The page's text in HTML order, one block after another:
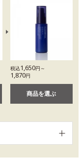
税込1,650円～
1,870円
商品を選ぶ